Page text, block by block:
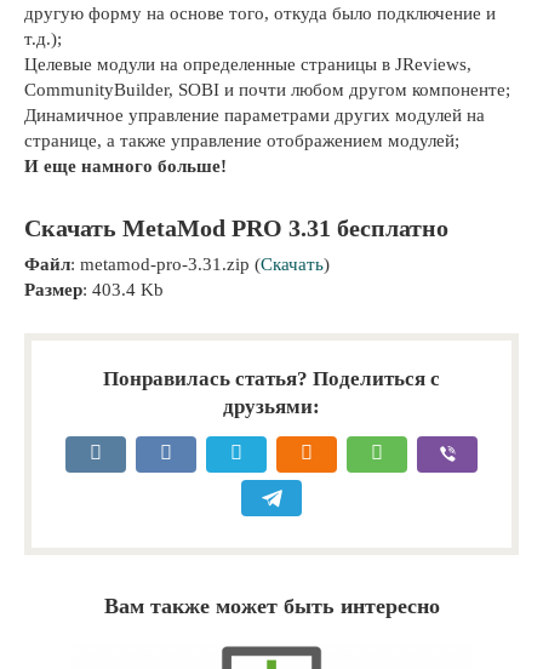
другую форму на основе того, откуда было подключение и
т.д.);
Целевые модули на определенные страницы в JReviews,
CommunityBuilder, SOBI и почти любом другом компоненте;
Динамичное управление параметрами других модулей на
странице, а также управление отображением модулей;
И еще намного больше!
Скачать MetaMod PRO 3.31 бесплатно
Файл: metamod-pro-3.31.zip (Скачать)
Размер: 403.4 Kb
Понравилась статья? Поделиться с
друзьями:
Вам также может быть интересно